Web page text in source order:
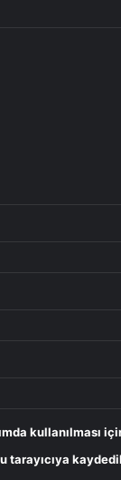
kullanılması
tarayıcıya